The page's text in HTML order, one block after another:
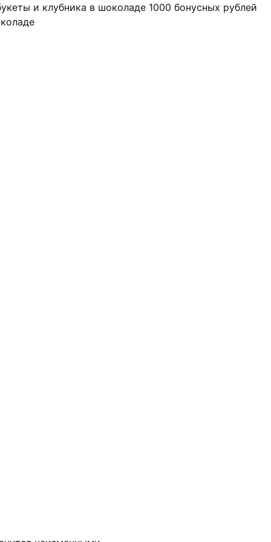
и клубника в шоколаде 1000 бонусных рублей